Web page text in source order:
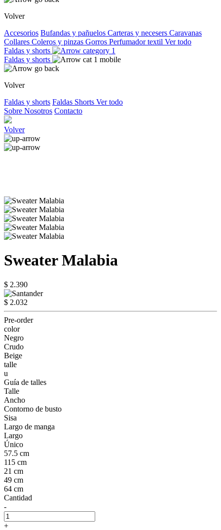
Volver
Accesorios Bufandas y pañuelos Carteras y necesers Caravanas
Collares Coleros y pinzas Gorros Perfumador textil Ver todo
Faldas y shorts
Faldas y shorts
Volver
Faldas y shorts Faldas Shorts Ver todo
Sobre Nosotros Contacto
Volver
Sweater Malabia
$ 2.390
$ 2.032
Pre-order
color
Negro
Crudo
Beige
talle
u
Guía de talles
Talle
Ancho
Contorno de busto
Sisa
Largo de manga
Largo
Único
57.5 cm
115 cm
21 cm
49 cm
64 cm
Cantidad
-
+